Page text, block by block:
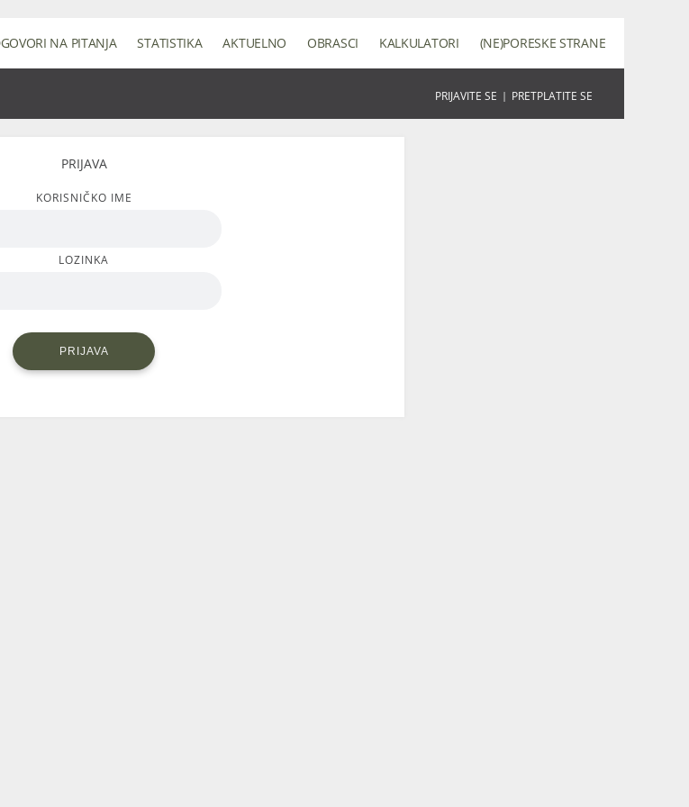
PRIJAVITE SE | PRETPLATITE SE
NA PITANJA STATISTIKA AKTUELNO OBRASCI KALKULATORI (NE)PORESKE STRANE
PRIJAVA
KORISNIČKO IME
LOZINKA